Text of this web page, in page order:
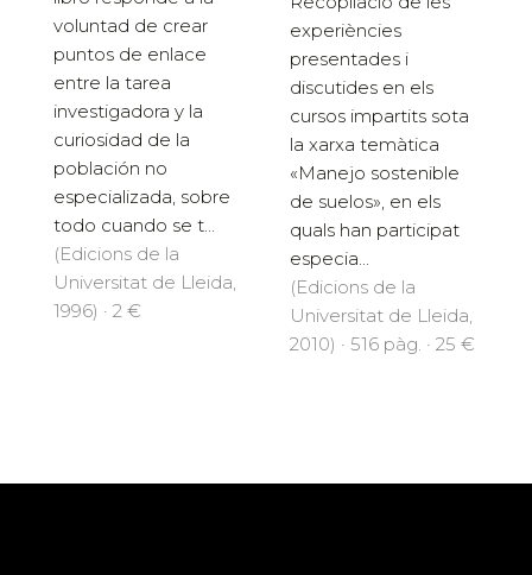
voluntad de crear
puntos de enlace
entre la tarea
investigadora y la
curiosidad de la
población no
especializada, sobre
todo cuando se t...
(Edicions de la
Universitat de Lleida,
1996) · 2 €
experiències
presentades i
discutides en els
cursos impartits sota
la xarxa temàtica
«Manejo sostenible
de suelos», en els
quals han participat
especia...
(Edicions de la
Universitat de Lleida,
2010) · 516 pàg. · 25 €